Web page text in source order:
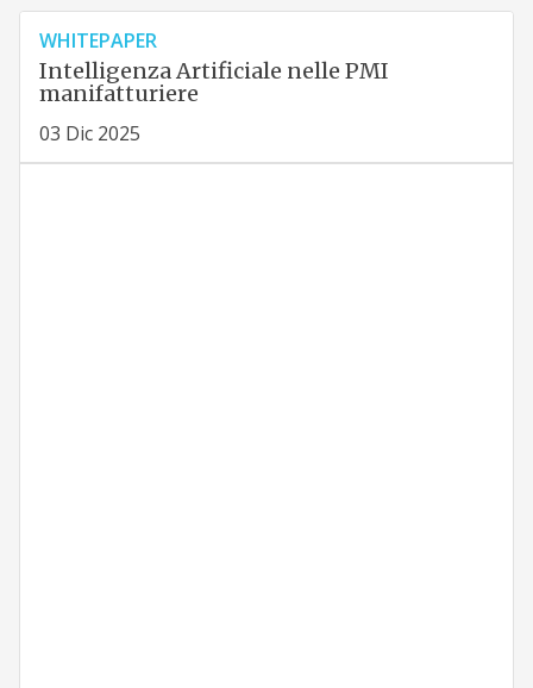
WHITEPAPER
Intelligenza Artificiale nelle PMI
manifatturiere
03 Dic 2025